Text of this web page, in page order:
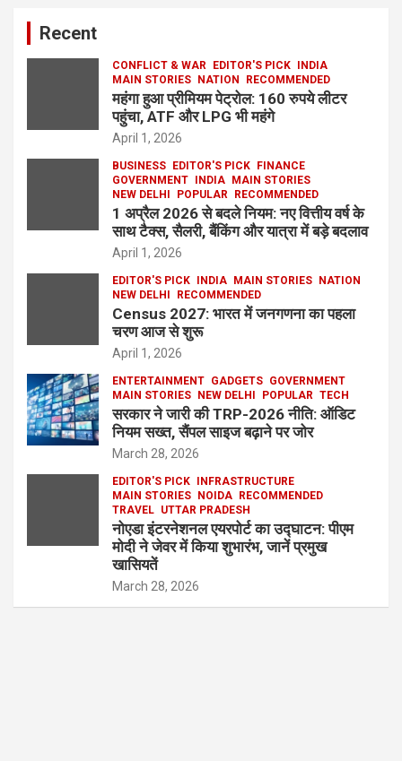
Recent
CONFLICT & WAR EDITOR'S PICK
INDIA
MAIN STORIES
NATION RECOMMENDED
महंगा हुआ प्रीमियम पेट्रोल: 160 रुपये लीटर
पहुंचा, ATF और LPG भी महंगे
April 1, 2026
BUSINESS EDITOR'S PICK
FINANCE
GOVERNMENT
INDIA
MAIN STORIES
NEW DELHI
POPULAR RECOMMENDED
1 अप्रैल 2026 से बदले नियम: नए वित्तीय वर्ष के
साथ टैक्स, सैलरी, बैंकिंग और यात्रा में बड़े बदलाव
April 1, 2026
EDITOR'S PICK INDIA MAIN STORIES
NATION
NEW DELHI
RECOMMENDED
Census 2027: भारत में जनगणना का पहला
चरण आज से शुरू
April 1, 2026
ENTERTAINMENT GADGETS GOVERNMENT
MAIN STORIES
NEW DELHI POPULAR TECH
सरकार ने जारी की TRP-2026 नीति: ऑडिट
नियम सख्त, सैंपल साइज बढ़ाने पर जोर
March 28, 2026
EDITOR'S PICK
INFRASTRUCTURE
MAIN STORIES
NOIDA
RECOMMENDED
TRAVEL UTTAR PRADESH
नोएडा इंटरनेशनल एयरपोर्ट का उद्घाटन: पीएम
मोदी ने जेवर में किया शुभारंभ, जानें प्रमुख
खासियतें
March 28, 2026